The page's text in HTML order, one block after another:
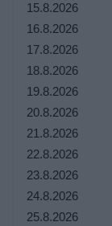
15.8.2026
16.8.2026
17.8.2026
18.8.2026
19.8.2026
20.8.2026
21.8.2026
22.8.2026
23.8.2026
24.8.2026
25.8.2026